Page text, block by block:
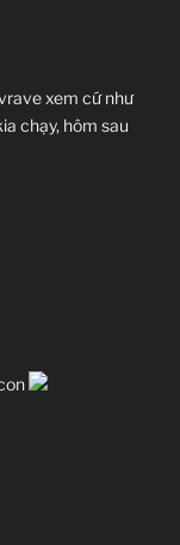
xem cứ như
chạy, hôm sau